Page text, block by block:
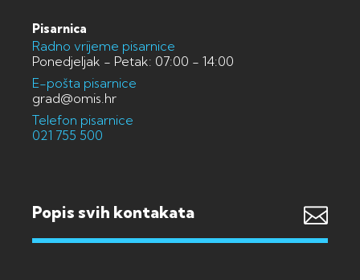
Pisarnica
Radno vrijeme pisarnice
Ponedjeljak - Petak: 07:00 - 14:00
E-pošta pisarnice
grad@omis.hr
Telefon pisarnice
021 755 500
Popis svih kontakata